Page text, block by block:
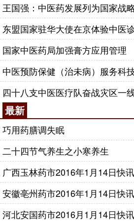
王国强：中医药发展列为国家战
东盟国家驻华大使在京体验中医
国家中医药局加强膏方应用管理
四十八支中医医疗队奋战灾区一
最新
巧用药膳调失眠
二十四节气养生之小寒养生
广西玉林药市2016年1月14日快讯
安徽亳州药市2016年1月14日快讯
河北安国药市2016月1月14日快讯